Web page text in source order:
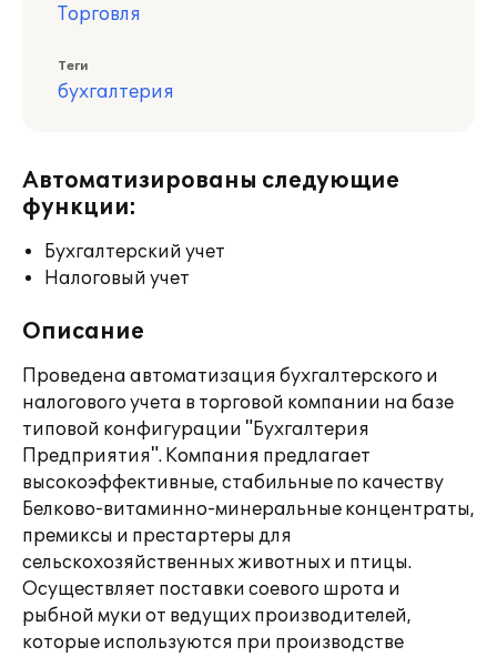
Торговля
Теги
бухгалтерия
Автоматизированы следующие
функции:
Бухгалтерский учет
Налоговый учет
Описание
Проведена автоматизация бухгалтерского и
налогового учета в торговой компании на базе
типовой конфигурации "Бухгалтерия
Предприятия". Компания предлагает
высокоэффективные, стабильные по качеству
Белково-витаминно-минеральные концентраты,
премиксы и престартеры для
сельскохозяйственных животных и птицы.
Осуществляет поставки соевого шрота и
рыбной муки от ведущих производителей,
которые используются при производстве